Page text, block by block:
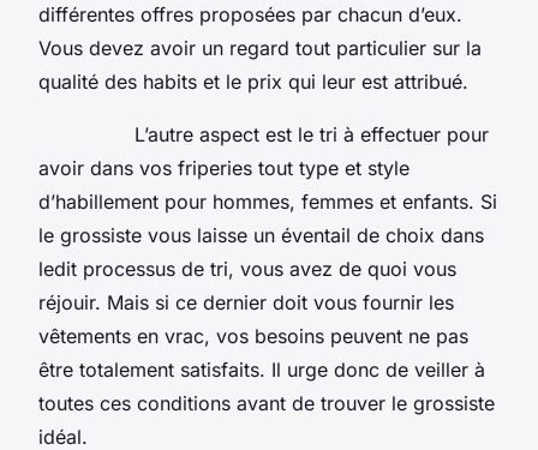
différentes offres proposées par chacun d’eux.
Vous devez avoir un regard tout particulier sur la
qualité des habits et le prix qui leur est attribué.
L’autre aspect est le tri à effectuer pour
avoir dans vos friperies tout type et style
d’habillement pour hommes, femmes et enfants. Si
le grossiste vous laisse un éventail de choix dans
ledit processus de tri, vous avez de quoi vous
réjouir. Mais si ce dernier doit vous fournir les
vêtements en vrac, vos besoins peuvent ne pas
être totalement satisfaits. Il urge donc de veiller à
toutes ces conditions avant de trouver le grossiste
idéal.